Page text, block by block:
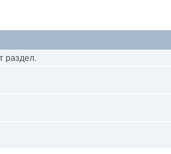
раздел.